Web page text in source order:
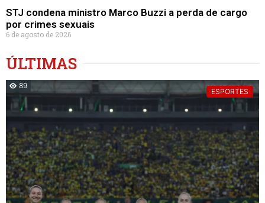
STJ condena ministro Marco Buzzi a perda de cargo
por crimes sexuais
6 de agosto de 2026
ÚLTIMAS
89
ESPORTES